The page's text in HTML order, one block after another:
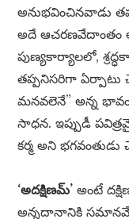
అనుభవించినవాడు
అదే ఆచరణవేదాంతం
పుణ్యకార్యాలలో,
తప్పనిసరిగా ఏర్పాటు
మనవలెనే” అన్న భావం
సాధన. ఇప్పుడీ
కర్మ అని భగవంతుడు
‘అదక్షిణమ్’ అంటే
అన్నదానానికి